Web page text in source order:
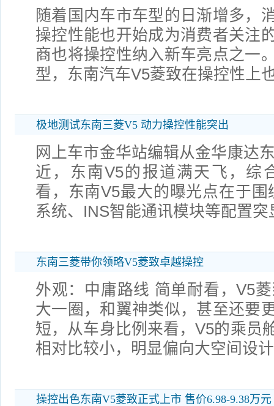
随着国内车市车型的日渐增多，
操控性能也开始成为消费者关注
商也将操控性纳入新车亮点之一
型，东南汽车V5菱致在操控性上
极地测试东南三菱V5 动力操控性能突出
网上车市金华站编辑从金华康达
近，东南V5的报道满天飞，综
看，东南V5最大的曝光点在于
系统、INS智能通讯模块等配置突
东南三菱带你领略V5菱致卓越操控
外观：中庸路线 简单耐看，V5
大一圈，和翼神类似，甚至还要
短，从车身比例来看，V5的乘员
相对比较小，明显偏向大空间设
操控出色东南V5菱致正式上市 售价6.98-9.38万元